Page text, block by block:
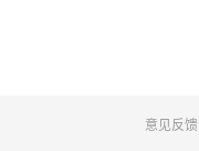
意见反馈